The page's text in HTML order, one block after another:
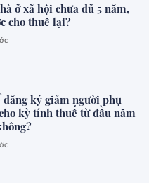
ở xã hội chưa đủ 5 năm,
cho thuê lại?
đăng ký giảm người phụ
kỳ tính thuế từ đầu năm